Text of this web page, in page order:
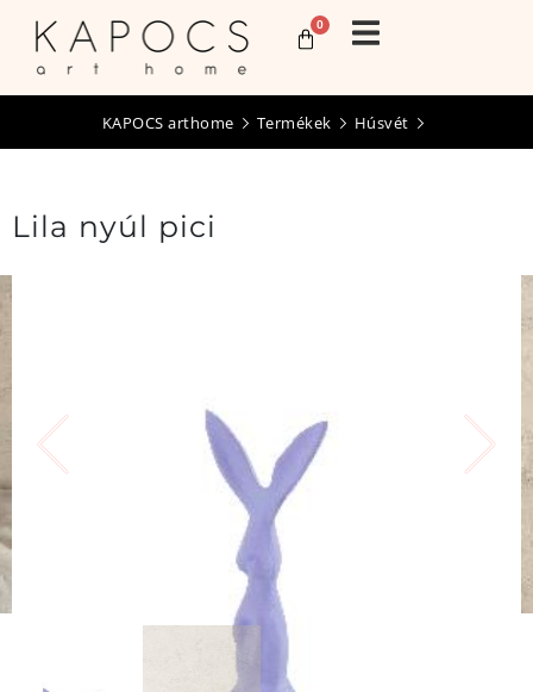
0
KAPOCS arthome Termékek Húsvét
Lila nyúl pici